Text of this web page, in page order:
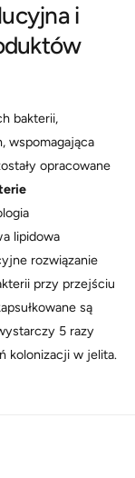
i
bakterii,
wspomagająca
opracowane
lipidowa
rozwiązanie
przy przejściu
są
5 razy
kolonizacji w jelita.